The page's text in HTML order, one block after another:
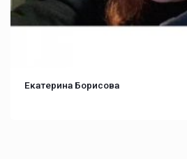
Екатерина Борисова